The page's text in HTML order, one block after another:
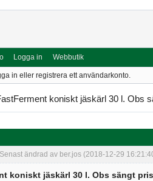
Logga in Webbutik
in eller registrera ett användarkonto.
koniskt jäskärl 30 l. Obs
Senast ändrad av ber.jos (2018-12-29
koniskt jäskärl 30 l. Obs sängt pris